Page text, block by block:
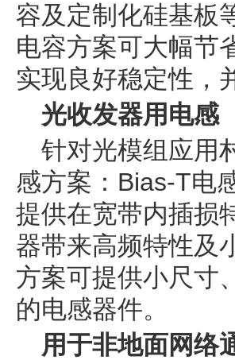
容及定制化硅基板
电容方案可大幅节
实现良好稳定性，
光收发器用电感
针对光模组应用
感方案：Bias-T电
提供在宽带内插损
器带来高频特性及
方案可提供小尺寸
的电感器件。
用于非地面网络